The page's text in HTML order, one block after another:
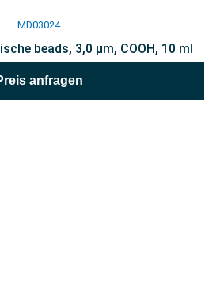
MD03024
beads, 3,0 µm, COOH, 10 ml
anfragen